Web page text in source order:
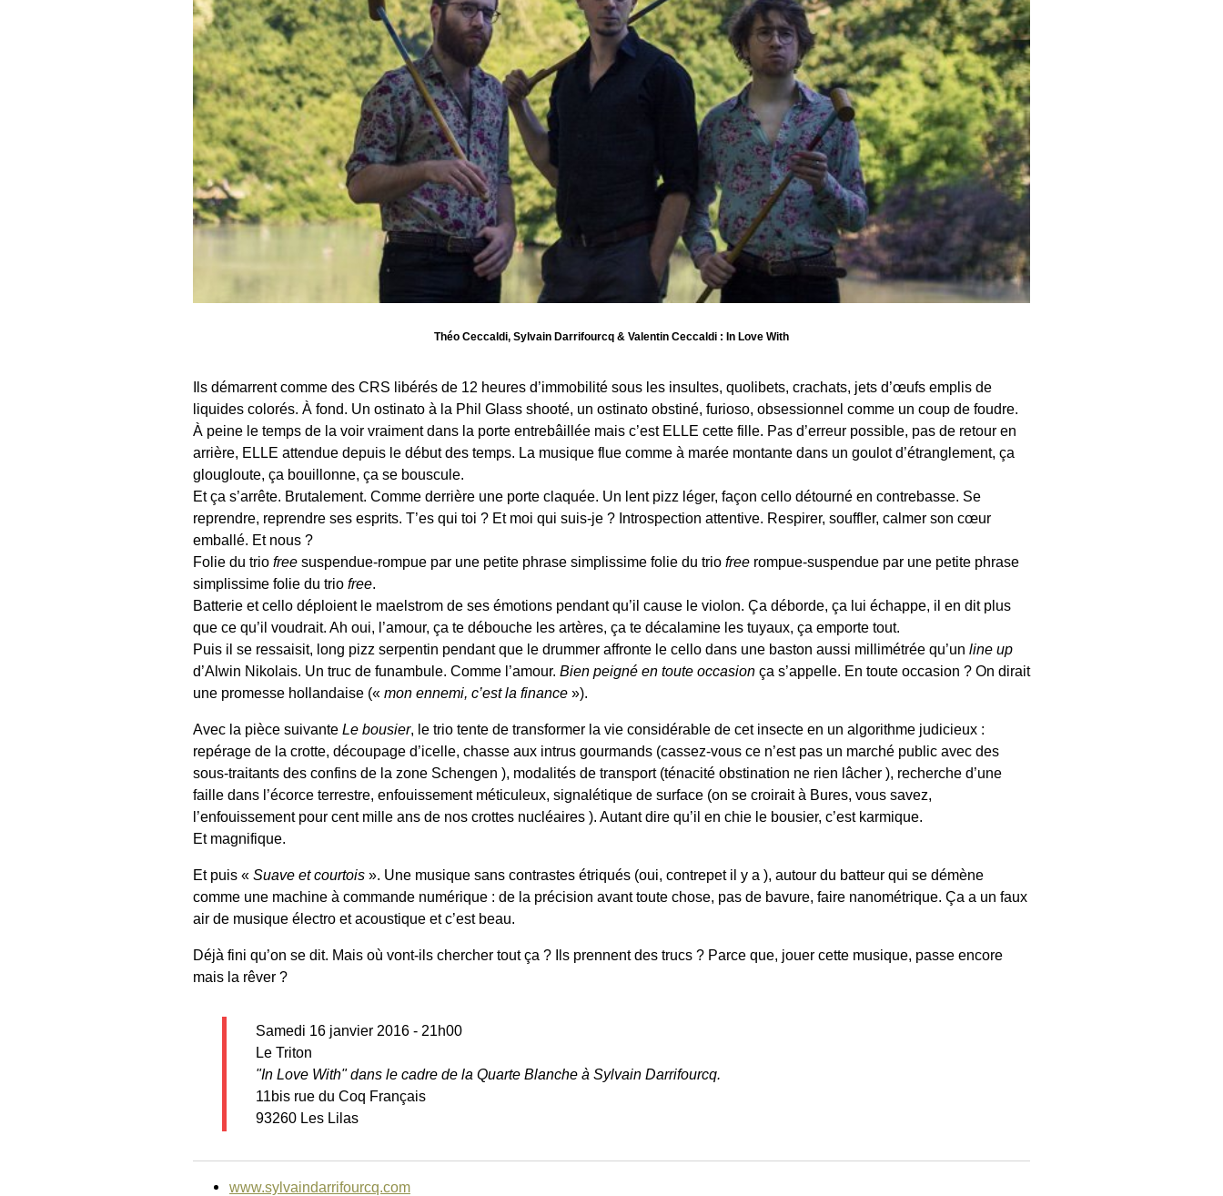
Théo Ceccaldi, Sylvain Darrifourcq & Valentin Ceccaldi : In Love With
Ils démarrent comme des CRS libérés de 12 heures d’immobilité sous les insultes, quolibets, crachats, jets d’œufs emplis de
liquides colorés. À fond. Un ostinato à la Phil Glass shooté, un ostinato obstiné, furioso, obsessionnel comme un coup de foudre.
À peine le temps de la voir vraiment dans la porte entrebâillée mais c’est ELLE cette fille. Pas d’erreur possible, pas de retour en
arrière, ELLE attendue depuis le début des temps. La musique flue comme à marée montante dans un goulot d’étranglement, ça
glougloute, ça bouillonne, ça se bouscule.
Et ça s’arrête. Brutalement. Comme derrière une porte claquée. Un lent pizz léger, façon cello détourné en contrebasse. Se
reprendre, reprendre ses esprits. T’es qui toi ? Et moi qui suis-je ? Introspection attentive. Respirer, souffler, calmer son cœur
emballé. Et nous ?
Folie du trio free suspendue-rompue par une petite phrase simplissime folie du trio free rompue-suspendue par une petite phrase
simplissime folie du trio free.
Batterie et cello déploient le maelstrom de ses émotions pendant qu’il cause le violon. Ça déborde, ça lui échappe, il en dit plus
que ce qu’il voudrait. Ah oui, l’amour, ça te débouche les artères, ça te décalamine les tuyaux, ça emporte tout.
Puis il se ressaisit, long pizz serpentin pendant que le drummer affronte le cello dans une baston aussi millimétrée qu’un line up
d’Alwin Nikolais. Un truc de funambule. Comme l’amour. Bien peigné en toute occasion ça s’appelle. En toute occasion ? On dirait
une promesse hollandaise (« mon ennemi, c’est la finance »).
Avec la pièce suivante Le bousier, le trio tente de transformer la vie considérable de cet insecte en un algorithme judicieux :
repérage de la crotte, découpage d’icelle, chasse aux intrus gourmands (cassez-vous ce n’est pas un marché public avec des
sous-traitants des confins de la zone Schengen ), modalités de transport (ténacité obstination ne rien lâcher ), recherche d’une
faille dans l’écorce terrestre, enfouissement méticuleux, signalétique de surface (on se croirait à Bures, vous savez,
l’enfouissement pour cent mille ans de nos crottes nucléaires ). Autant dire qu’il en chie le bousier, c’est karmique.
Et magnifique.
Et puis « Suave et courtois ». Une musique sans contrastes étriqués (oui, contrepet il y a ), autour du batteur qui se démène
comme une machine à commande numérique : de la précision avant toute chose, pas de bavure, faire nanométrique. Ça a un faux
air de musique électro et acoustique et c’est beau.
Déjà fini qu’on se dit. Mais où vont-ils chercher tout ça ? Ils prennent des trucs ? Parce que, jouer cette musique, passe encore
mais la rêver ?
Samedi 16 janvier 2016 - 21h00
Le Triton
"In Love With" dans le cadre de la Quarte Blanche à Sylvain Darrifourcq.
11bis rue du Coq Français
93260 Les Lilas
www.sylvaindarrifourcq.com